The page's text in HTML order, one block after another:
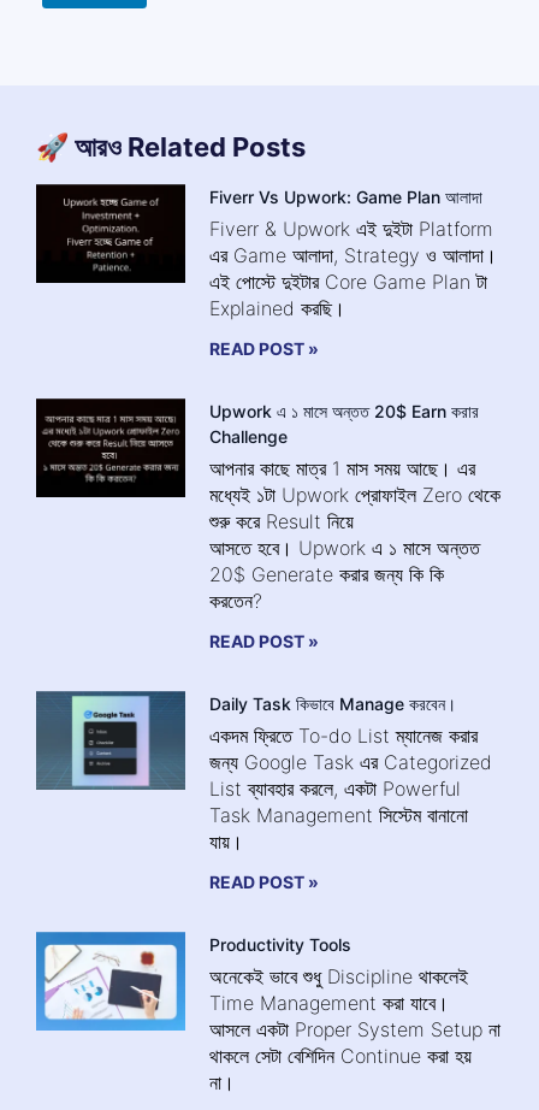
🚀 আরও Related Posts
Fiverr Vs Upwork: Game Plan আলাদা
Fiverr & Upwork এই দুইটা Platform
এর Game আলাদা, Strategy ও আলাদা।
এই পোস্টে দুইটার Core Game Plan টা
Explained করছি।
READ POST »
Upwork এ ১ মাসে অন্তত 20$ Earn করার
Challenge
আপনার কাছে মাত্র 1 মাস সময় আছে। এর
মধ্যেই ১টা Upwork প্রোফাইল Zero থেকে
শুরু করে Result নিয়ে
আসতে হবে। Upwork এ ১ মাসে অন্তত
20$ Generate করার জন্য কি কি
করতেন?
READ POST »
Daily Task কিভাবে Manage করবেন।
একদম ফ্রিতে To-do List ম্যানেজ করার
জন্য Google Task এর Categorized
List ব্যাবহার করলে, একটা Powerful
Task Management সিস্টেম বানানো
যায়।
READ POST »
Productivity Tools
অনেকেই ভাবে শুধু Discipline থাকলেই
Time Management করা যাবে।
আসলে একটা Proper System Setup না
থাকলে সেটা বেশিদিন Continue করা হয়
না।